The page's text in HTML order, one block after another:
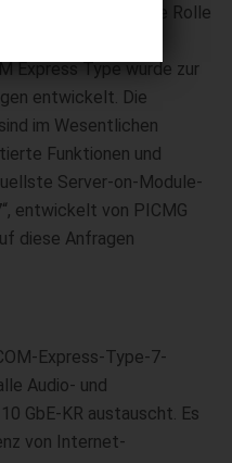
spielen eine wichtige Rolle
massiver
Express Type wurde zur
entwickelt. Die
im Wesentlichen
Funktionen und
Server-on-Module-
entwickelt von PICMG
diese Anfragen
Express-Type-7-
Audio- und
GbE-KR austauscht. Es
von Internet-